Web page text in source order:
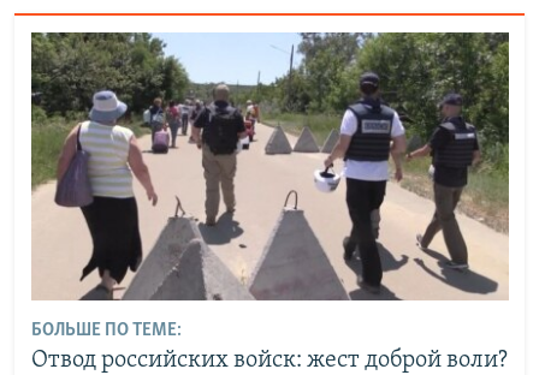
БОЛЬШЕ ПО ТЕМЕ:
Отвод российских войск: жест доброй воли?